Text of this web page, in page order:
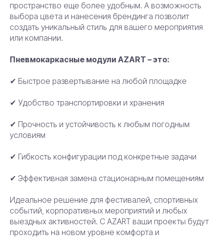
пространство еще более удобным. А возможность
выбора цвета и нанесения брендинга позволит
создать уникальный стиль для вашего мероприятия
или компании.
Пневмокаркасные модули AZART – это:
✔ Быстрое развертывание на любой площадке
✔ Удобство транспортировки и хранения
✔ Прочность и устойчивость к любым погодным
условиям
✔ Гибкость конфигурации под конкретные задачи
✔ Эффективная замена стационарным помещениям
Идеальное решение для фестивалей, спортивных
событий, корпоративных мероприятий и любых
выездных активностей. С AZART ваши проекты будут
проходить на новом уровне комфорта и